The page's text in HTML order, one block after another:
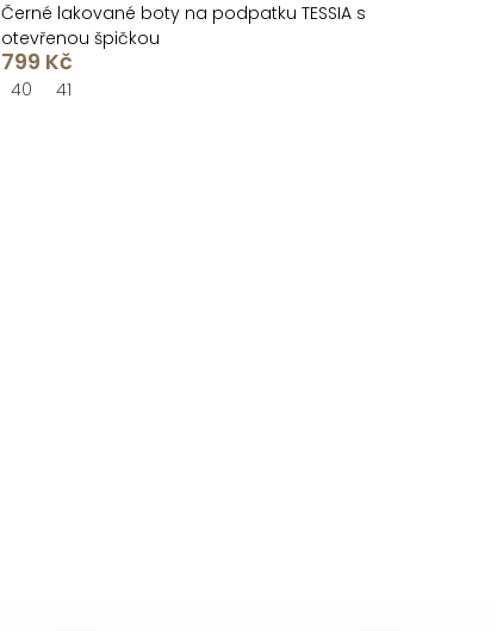
Černé lakované boty na podpatku TESSIA s
otevřenou špičkou
799 Kč
40 41